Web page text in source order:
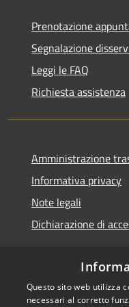
Prenotazione
Segnalazione
Leggi le FAQ
Richiesta assistenza
Amministrazione
Informativa privacy
Note legali
Dichiarazione di
RSSQuesto sito web utilizza
necessari al corretto